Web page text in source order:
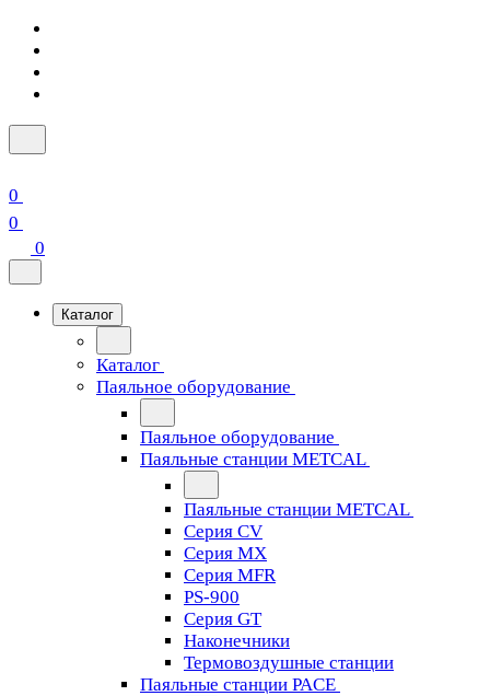
0
0
0
Каталог
Каталог
Паяльное оборудование
Паяльное оборудование
Паяльные станции METCAL
Паяльные станции METCAL
Серия CV
Серия MX
Серия MFR
PS-900
Серия GT
Наконечники
Термовоздушные станции
Паяльные станции PACE